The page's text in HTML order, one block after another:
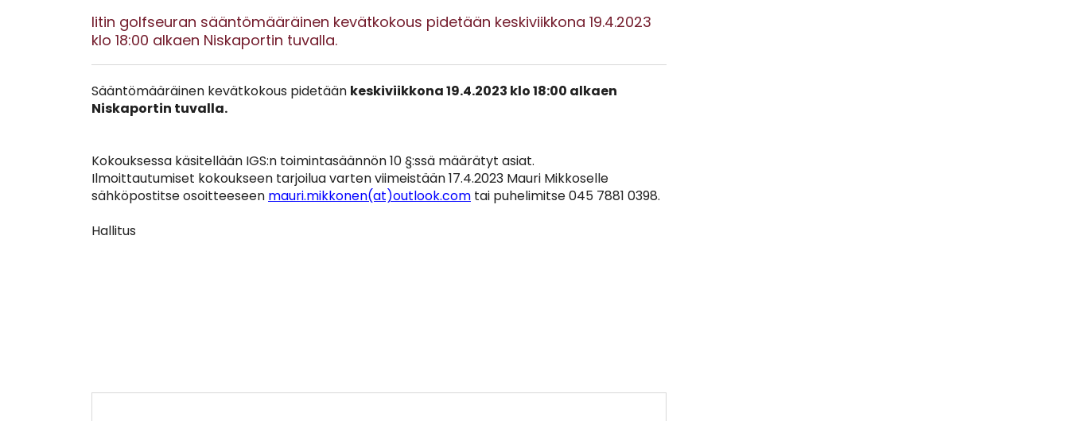
Iitin golfseuran sääntömääräinen kevätkokous pidetään keskiviikkona 19.4.2023
klo 18:00 alkaen Niskaportin tuvalla.
Sääntömääräinen kevätkokous pidetään keskiviikkona 19.4.2023 klo 18:00 alkaen
Niskaportin tuvalla.
Kokouksessa käsitellään IGS:n toimintasäännön 10 §:ssä määrätyt asiat.
Ilmoittautumiset kokoukseen tarjoilua varten viimeistään 17.4.2023 Mauri Mikkoselle
sähköpostitse osoitteeseen mauri.mikkonen(at)outlook.com tai puhelimitse 045 7881 0398.
Hallitus